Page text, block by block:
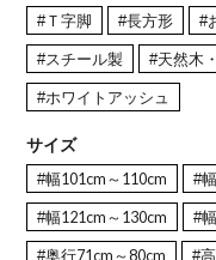
#Ｔ字脚 #長方形 #
#スチール製 #天然木
#ホワイトアッシュ
サイズ
#幅101cm～110cm #
#幅121cm～130cm #